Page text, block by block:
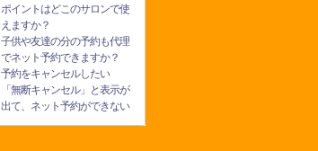
ポイントはどこのサロンで使
えますか？
子供や友達の分の予約も代理
でネット予約できますか？
予約をキャンセルしたい
「無断キャンセル」と表示が
出て、ネット予約ができない